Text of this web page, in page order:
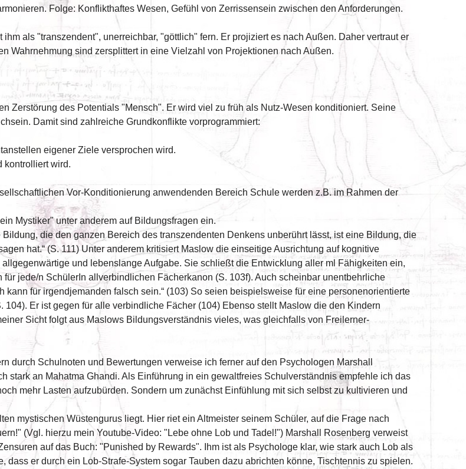
Folge: Konflikthaftes Wesen, Gefühl von Zerrissensein zwischen den Anforderungen.
als "transzendent", unerreichbar, "göttlich" fern. Er projiziert es nach Außen. Daher vertraut er
Wahrnehmung sind zersplittert in eine Vielzahl von Projektionen nach Außen.
Zerstörung des Potentials "Mensch". Er wird viel zu früh als Nutz-Wesen konditioniert. Seine
Damit sind zahlreiche Grundkonflikte vorprogrammiert:
eigener Ziele versprochen wird.
kontrolliert wird.
Vor-Konditionierung anwendenden Bereich Schule werden z.B. im Rahmen der
Mystiker" unter anderem auf Bildungsfragen ein.
die den ganzen Bereich des transzendenten Denkens unberührt lässt, ist eine Bildung, die
hat.“ (S. 111) Unter anderem kritisiert Maslow die einseitige Ausrichtung auf kognitive
und lebenslange Aufgabe. Sie schließt die Entwicklung aller ml Fähigkeiten ein,
jede/n SchülerIn allverbindlichen Fächerkanon (S. 103f). Auch scheinbar unentbehrliche
für irgendjemanden falsch sein.“ (103) So seien beispielsweise für eine personenorientierte
Er ist gegen für alle verbindliche Fächer (104) Ebenso stellt Maslow die den Kindern
Sicht folgt aus Maslows Bildungsverständnis vieles, was gleichfalls von Freilerner-
durch Schulnoten und Bewertungen verweise ich ferner auf den Psychologen Marshall
stark an Mahatma Ghandi. Als Einführung in ein gewaltfreies Schulverständnis empfehle ich das
mehr Lasten aufzubürden. Sondern um zunächst Einfühlung mit sich selbst zu kultivieren und
mystischen Wüstengurus liegt. Hier riet ein Altmeister seinem Schüler, auf die Frage nach
(Vgl. hierzu mein Youtube-Video: "Lebe ohne Lob und Tadel!") Marshall Rosenberg verweist
auf das Buch: "Punished by Rewards". Ihm ist als Psychologe klar, wie stark auch Lob als
dass er durch ein Lob-Strafe-System sogar Tauben dazu abrichten könne, Tischtennis zu spielen.